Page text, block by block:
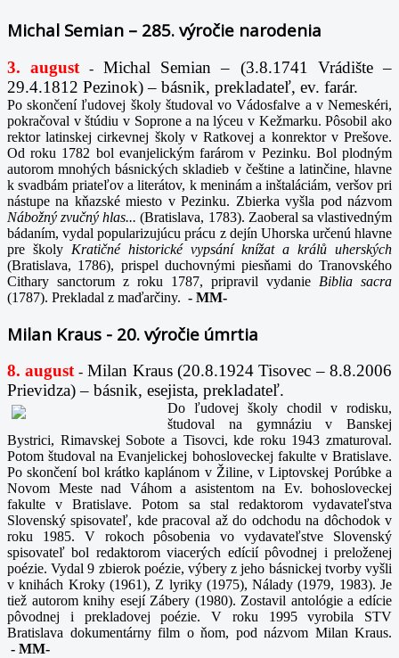
Michal Semian – 285. výročie narodenia
3. august -Michal Semian – (3.8.1741 Vrádište –
29.4.1812 Pezinok) – básnik, prekladateľ, ev. farár.
Po skončení ľudovej školy študoval vo Vádosfalve a v Nemeskéri,
pokračoval v štúdiu v Soprone a na lýceu v Kežmarku. Pôsobil ako
rektor latinskej cirkevnej školy v Ratkovej a konrektor v Prešove.
Od roku 1782 bol evanjelickým farárom v Pezinku. Bol plodným
autorom mnohých básnických skladieb v češtine a latinčine, hlavne
k svadbám priateľov a literátov, k meninám a inštaláciám, veršov pri
nástupe na kňazské miesto v Pezinku. Zbierka vyšla pod názvom
Nábožný zvučný hlas...(Bratislava, 1783). Zaoberal sa vlastivedným
bádaním, vydal popularizujúcu prácu z dejín Uhorska určenú hlavne
pre školy Kratičné historické vypsání knížat a králů uherských
(Bratislava, 1786), prispel duchovnými piesňami do Tranovského
Cithary sanctorum z roku 1787, pripravil vydanie Biblia sacra
(1787). Prekladal z maďarčiny. - MM-
Milan Kraus - 20. výročie úmrtia
8. august -Milan Kraus (20.8.1924 Tisovec – 8.8.2006
Prievidza) – básnik, esejista, prekladateľ.
Do ľudovej školy chodil v rodisku,
študoval na gymnáziu v Banskej
Bystrici, Rimavskej Sobote a Tisovci, kde roku 1943 zmaturoval.
Potom študoval na Evanjelickej bohosloveckej fakulte v Bratislave.
Po skončení bol krátko kaplánom v Žiline, v Liptovskej Porúbke a
Novom Meste nad Váhom a asistentom na Ev. bohosloveckej
fakulte v Bratislave. Potom sa stal redaktorom vydavateľstva
Slovenský spisovateľ, kde pracoval až do odchodu na dôchodok v
roku 1985. V rokoch pôsobenia vo vydavateľstve Slovenský
spisovateľ bol redaktorom viacerých edícií pôvodnej i preloženej
poézie. Vydal 9 zbierok poézie, výbery z jeho básnickej tvorby vyšli
v knihách Kroky (1961), Z lyriky (1975), Nálady (1979, 1983). Je
tiež autorom knihy esejí Zábery (1980). Zostavil antológie a edície
pôvodnej i prekladovej poézie. V roku 1995 vyrobila STV
Bratislava dokumentárny film o ňom, pod názvom Milan Kraus.
- MM-